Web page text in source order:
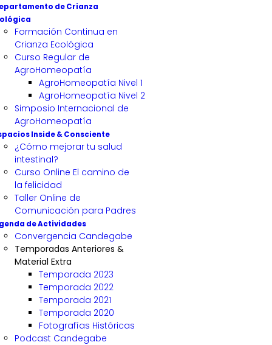
de Crianza
Formación Continua en
Crianza Ecológica
Curso Regular de
AgroHomeopatía
AgroHomeopatía Nivel 1
AgroHomeopatía Nivel 2
Simposio Internacional de
AgroHomeopatía
Inside & Consciente
¿Cómo mejorar tu salud
intestinal?
Curso Online El camino de
la felicidad
Taller Online de
Comunicación para Padres
de Actividades
Convergencia Candegabe
Temporadas Anteriores &
Material Extra
Temporada 2023
Temporada 2022
Temporada 2021
Temporada 2020
Fotografías Históricas
Podcast Candegabe